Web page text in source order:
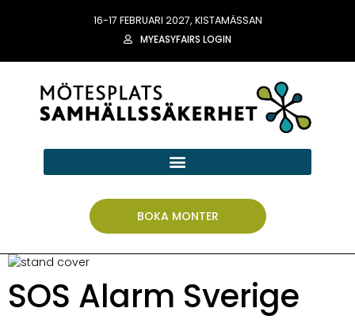
16-17 FEBRUARI 2027, KISTAMÄSSAN
MYEASYFAIRS LOGIN
BOKA MONTER
SOS Alarm Sverige